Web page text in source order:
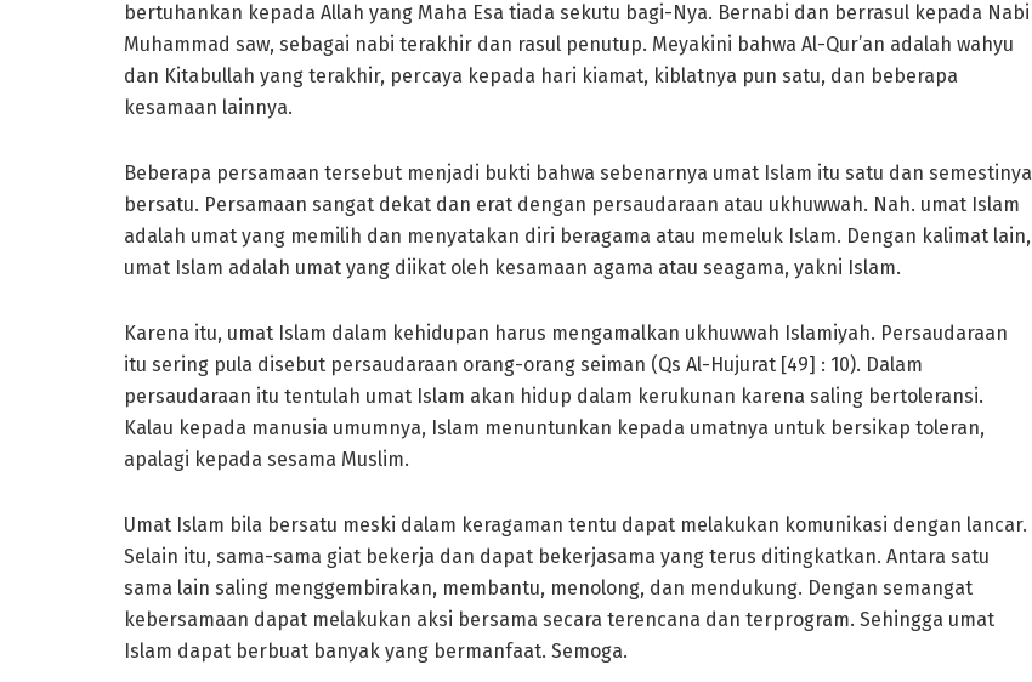
bertuhankan kepada Allah yang Maha Esa tiada sekutu bagi-Nya. Bernabi dan berrasul kepada Nabi
Muhammad saw, sebagai nabi terakhir dan rasul penutup. Meyakini bahwa Al-Qur’an adalah wahyu
dan Kitabullah yang terakhir, percaya kepada hari kiamat, kiblatnya pun satu, dan beberapa
kesamaan lainnya.
Beberapa persamaan tersebut menjadi bukti bahwa sebenarnya umat Islam itu satu dan semestinya
bersatu. Persamaan sangat dekat dan erat dengan persaudaraan atau ukhuwwah. Nah. umat Islam
adalah umat yang memilih dan menyatakan diri beragama atau memeluk Islam. Dengan kalimat lain,
umat Islam adalah umat yang diikat oleh kesamaan agama atau seagama, yakni Islam.
Karena itu, umat Islam dalam kehidupan harus mengamalkan ukhuwwah Islamiyah. Persaudaraan
itu sering pula disebut persaudaraan orang-orang seiman (Qs Al-Hujurat [49] : 10). Dalam
persaudaraan itu tentulah umat Islam akan hidup dalam kerukunan karena saling bertoleransi.
Kalau kepada manusia umumnya, Islam menuntunkan kepada umatnya untuk bersikap toleran,
apalagi kepada sesama Muslim.
Umat Islam bila bersatu meski dalam keragaman tentu dapat melakukan komunikasi dengan lancar.
Selain itu, sama-sama giat bekerja dan dapat bekerjasama yang terus ditingkatkan. Antara satu
sama lain saling menggembirakan, membantu, menolong, dan mendukung. Dengan semangat
kebersamaan dapat melakukan aksi bersama secara terencana dan terprogram. Sehingga umat
Islam dapat berbuat banyak yang bermanfaat. Semoga.